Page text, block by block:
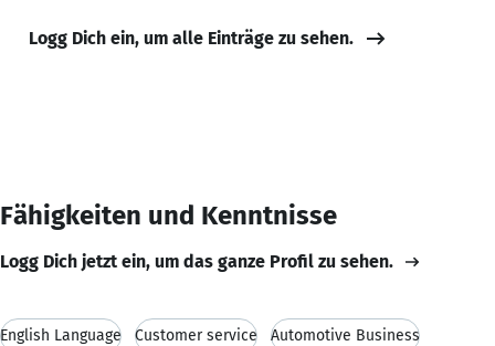
Logg Dich ein, um alle Einträge zu sehen.
Fähigkeiten und Kenntnisse
Logg Dich jetzt ein, um das ganze Profil zu sehen.
English Language Customer service Automotive Business